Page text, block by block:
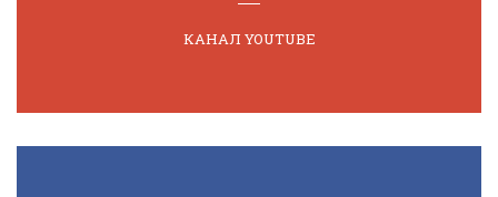
КАНАЛ YOUTUBE